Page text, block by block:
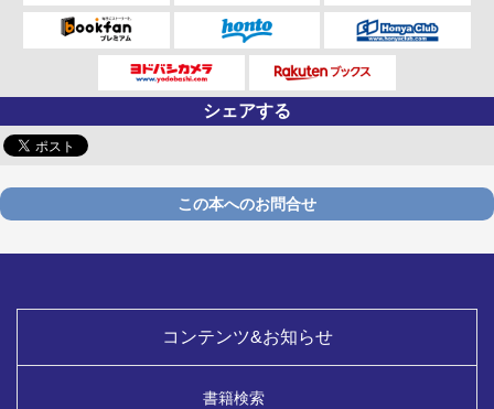
シェアする
この本へのお問合せ
コンテンツ&お知らせ
書籍検索